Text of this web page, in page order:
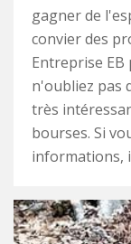
gagner de
convier des
Entreprise EB
n'oubliez pas
très
bourses. Si
informations,